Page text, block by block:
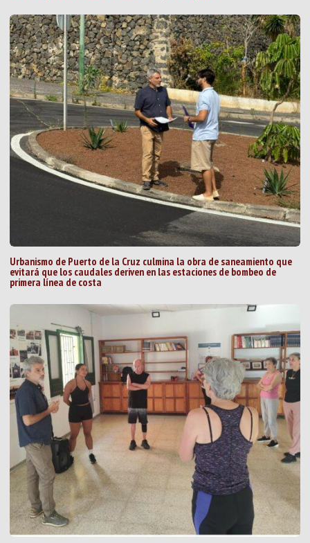
Urbanismo de Puerto de la Cruz culmina la obra de saneamiento que
evitará que los caudales deriven en las estaciones de bombeo de
primera línea de costa